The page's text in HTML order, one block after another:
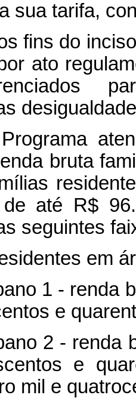
sua tarifa,
fins do
ato
bruta
até R$
seguintes
em
1 - renda
e
2 - renda
e
mil e